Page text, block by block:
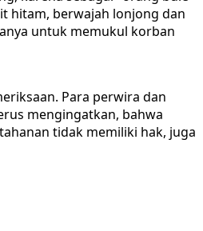
hitam, berwajah lonjong dan
untuk memukul korban
Para perwira dan
mengingatkan, bahwa
tidak memiliki hak, juga